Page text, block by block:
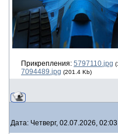
Прикрепления: 5797110.jpg
7094489.jpg (201.4 Kb)
Дата: Четверг, 02.07.2026,